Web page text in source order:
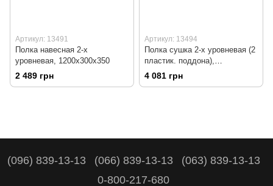
Артикул: 13491
Полка навесная 2-х
уровневая, 1200х300х350
2 489 грн
Артикул: 13494
Полка сушка 2-х уровневая (2
пластик. поддона),
1200х325х510мм
4 081 грн
(096) 839-13-13 (066) 839-13-13
(063) 839-13-13
0-800-217-680